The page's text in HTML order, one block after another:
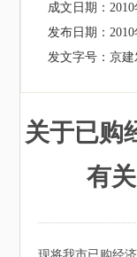
成文日期：
发布日期：
发文字号：京建
关于已购
有